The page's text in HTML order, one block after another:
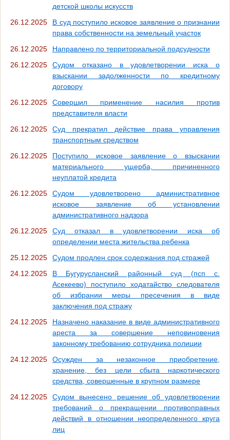
детской школы искусств
26.12.2025
В суд поступило исковое заявление о признании
права собственности на земельный участок
26.12.2025
Направлено по территориальной подсудности
26.12.2025
Судом отказано в удовлетворении иска о
взыскании задолженности по кредитному
договору
26.12.2025
Совершил применение насилия против
представителя власти
26.12.2025
Суд прекратил действие права управления
транспортным средством
26.12.2025
Поступило исковое заявление о взыскании
материального ущерба, причиненного
неуплатой кредита
26.12.2025
Судом удовлетворено административное
исковое заявление об установлении
административного надзора
26.12.2025
Суд отказал в удовлетворении иска об
определении места жительства ребенка
25.12.2025
Судом продлен срок содержания под стражей
24.12.2025
В Бугурусланский районный суд (псп с.
Асекеево) поступило ходатайство следователя
об избрании меры пресечения в виде
заключения под стражу
24.12.2025
Назначено наказание в виде административного
ареста за совершение неповиновения
законному требованию сотрудника полиции
24.12.2025
Осужден за незаконное приобретение,
хранение, без цели сбыта наркотического
средства, совершенные в крупном размере
24.12.2025
Судом вынесено решение об удовлетворении
требований о прекращении противоправных
действий в отношении неопределенного круга
лиц